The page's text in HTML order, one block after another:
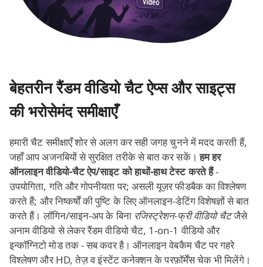
बेहतरीन रैंडम वीडियो चैट ऐप्स और साइट्स
की भरोसेमंद समीक्षाएँ
हमारी चैट समीक्षाएँ शोर से अलग कर सही जगह चुनने में मदद करती हैं,
जहाँ आप अजनबियों से सुरक्षित तरीके से बात कर सकें।हम हर
ऑनलाइन वीडियो‑चैट ऐप/साइट को हाथों‑हाथ टेस्ट करते हैं-
उपयोगिता, गति और गोपनीयता पर; असली यूज़र फीडबैक का विश्लेषण
करते हैं; और निष्कर्षों की पुष्टि के लिए ऑनलाइन‑डेटिंग विशेषज्ञों से बात
करते हैं। लॉगिन/साइन‑अप के बिना रजिस्ट्रेशन‑फ्री वीडियो चैटजैसे
अनाम वीडियो से लेकर रैंडम वीडियो चैट, 1‑on‑1 वीडियो और
इन्कॉग्निटो मोड तक - सब कवर है। ऑनलाइन वेबकैम चैट पर गहरे
विश्लेषण और HD, तेज़ व इंस्टेंट कनेक्शन के परफ़ॉर्मेंस चेक भी मिलेंगे।